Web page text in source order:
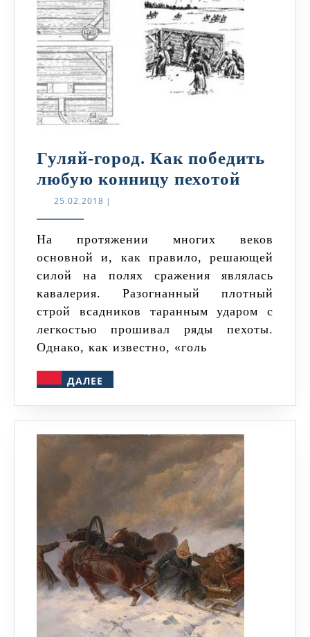
Гуляй-город. Как победить
любую конницу пехотой
любую
конницу
пехотой
25.02.2018 25.02.2018
|
На протяжении многих веков
основной и, как правило, решающей
силой на полях сражения являлась
кавалерия. Разогнанный плотный
строй всадников таранным ударом с
легкостью прошивал ряды пехоты.
Однако, как известно, «голь
ДАЛЕЕ